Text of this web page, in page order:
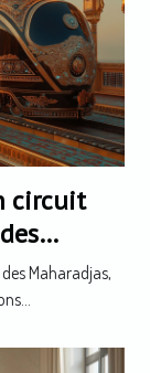
circuit
Maharadjas,